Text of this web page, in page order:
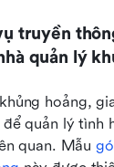
truyền
quản lý
hoảng,
quản lý tình
quan. Mẫu